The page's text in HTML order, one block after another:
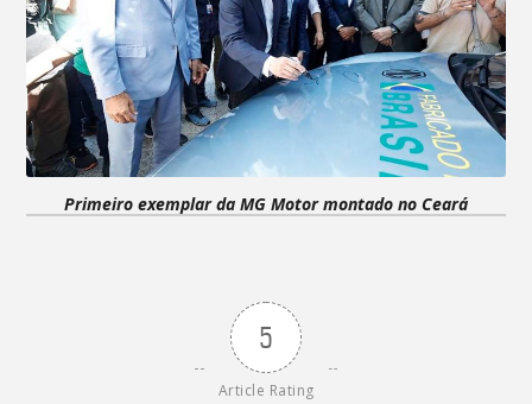
Primeiro exemplar da MG Motor montado no Ceará
5
Article Rating